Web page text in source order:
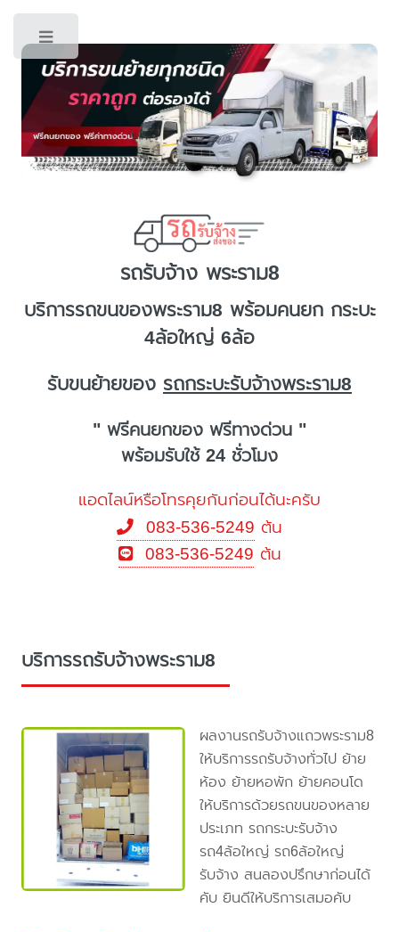
รถรับจ้าง พระราม8
บริการรถขนของพระราม8 พร้อมคนยก กระบะ
4ล้อใหญ่ 6ล้อ
รับขนย้ายของ รถกระบะรับจ้างพระราม8
" ฟรีคนยกของ ฟรีทางด่วน "
พร้อมรับใช้ 24 ชั่วโมง
แอดไลน์หรือโทรคุยกันก่อนได้นะครับ
083-536-5249 ต้น
083-536-5249 ต้น
บริการรถรับจ้างพระราม8
ผลงานรถรับจ้างแถวพระราม8
ให้บริการรถรับจ้างทั่วไป ย้าย
ห้อง ย้ายหอพัก ย้ายคอนโด
ให้บริการด้วยรถขนของหลาย
ประเภท รถกระบะรับจ้าง
รถ4ล้อใหญ่ รถ6ล้อใหญ่
รับจ้าง สนลองปรึกษาก่อนได้
คับ ยินดีให้บริการเสมอคับ
Toggle